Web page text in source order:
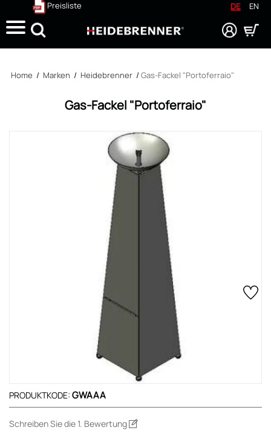
Preisliste DE EN
Suche
Home / Marken / Heidebrenner / Gas-Fackel "Portoferraio"
Gas-Fackel "Portoferraio"
PRODUKTKODE: GWAAA
Schreiben Sie die 1. Bewertung